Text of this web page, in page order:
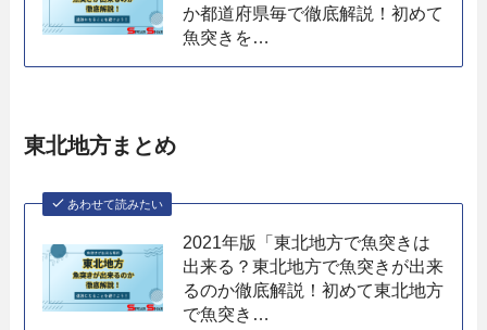
か都道府県毎で徹底解説！初めて
魚突きを…
東北地方まとめ
あわせて読みたい
2021年版「東北地方で魚突きは
出来る？東北地方で魚突きが出来
るのか徹底解説！初めて東北地方
で魚突き…